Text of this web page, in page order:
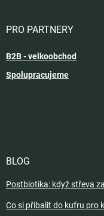
PRO PARTNERY
B2B - velkoobchod
Spolupracujeme
BLOG
Postbiotika: když střeva
Co si přibalit do kufru pro